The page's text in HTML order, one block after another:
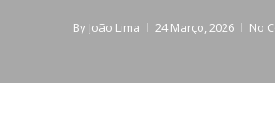
By João Lima 24 Março, 2026 No